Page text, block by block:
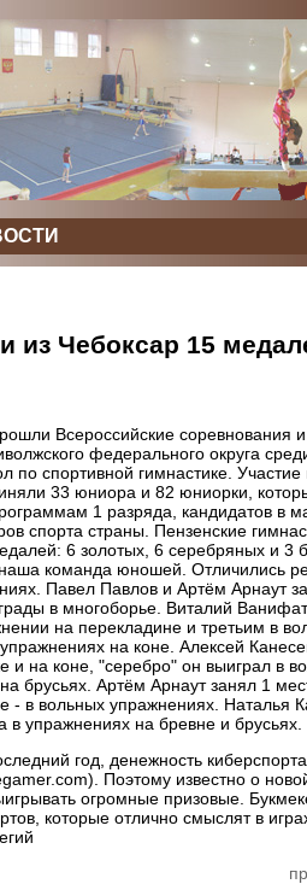
из Чебоксар 15
Всероссийские соревнования и
федерального округа
по спортивной гимнастике. Участие
33 юниора и 82 юниорки,
1 разряда, кандидатов в
спорта страны. Пензенские
6 золотых, 6 серебряных и 3
команда юношей. Отличились
Павел Павлов и Артём Арнаут
в многоборье. Виталий
на перекладине и третьим в
на коне. Алексей
и на коне, "серебро" он выиграл в
брусьях. Артём Арнаут занял 1
- в вольных упражнениях. Наталья
упражнениях на бревне и брусьях.
год, денежность
Поэтому известно о
огромные призовые.
которые отлично смыслят в